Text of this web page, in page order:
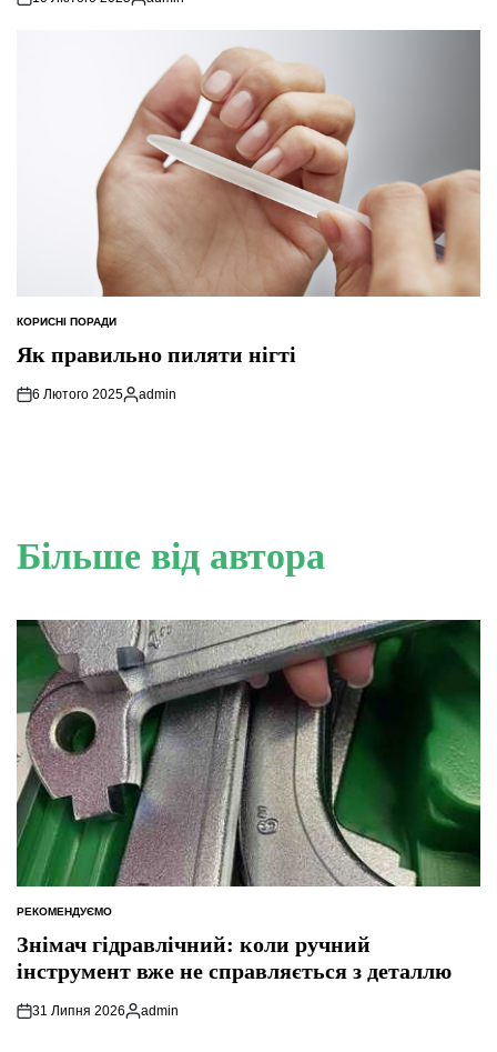
Опубліковано
ОПУБЛІКУВАТИ
КОРИСНІ ПОРАДИ
Як правильно пиляти нігті
6 Лютого 2025
Опубліковано
admin
Більше від автора
ОПУБЛІКУВАТИ
РЕКОМЕНДУЄМО
Знімач гідравлічний: коли ручний
інструмент вже не справляється з деталлю
31 Липня 2026
Опубліковано
admin